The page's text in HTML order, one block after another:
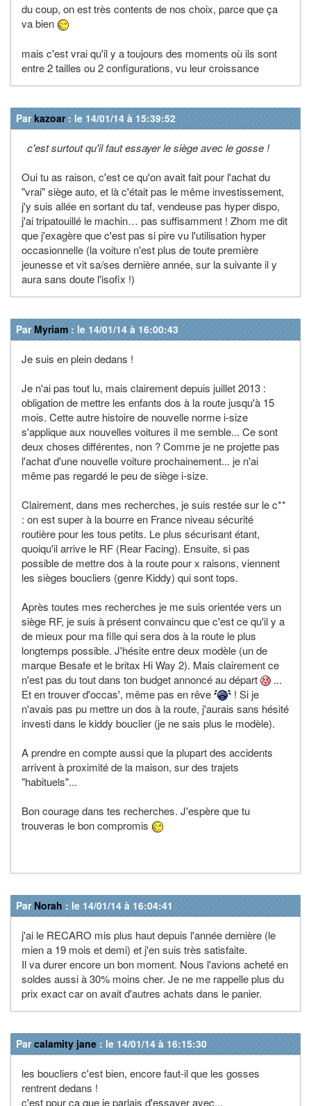
du coup, on est très contents de nos choix, parce que ça
va bien
mais c'est vrai qu'il y a toujours des moments où ils sont
entre 2 tailles ou 2 configurations, vu leur croissance
Parkazoar: le 14/01/14 à 15:39:52
c'est surtout qu'il faut essayer le siège avec le gosse !
Oui tu as raison, c'est ce qu'on avait fait pour l'achat du
"vrai" siège auto, et là c'était pas le même investissement,
j'y suis allée en sortant du taf, vendeuse pas hyper dispo,
j'ai tripatouillé le machin… pas suffisamment ! Zhom me dit
que j'exagère que c'est pas si pire vu l'utilisation hyper
occasionnelle (la voiture n'est plus de toute première
jeunesse et vit sa/ses dernière année, sur la suivante il y
aura sans doute l'isofix !)
Par Myriam : le 14/01/14 à 16:00:43
Je suis en plein dedans !
Je n'ai pas tout lu, mais clairement depuis juillet 2013 :
obligation de mettre les enfants dos à la route jusqu'à 15
mois. Cette autre histoire de nouvelle norme i-size
s'applique aux nouvelles voitures il me semble... Ce sont
deux choses différentes, non ? Comme je ne projette pas
l'achat d'une nouvelle voiture prochainement... je n'ai
même pas regardé le peu de siège i-size.
Clairement, dans mes recherches, je suis restée sur le c**
: on est super à la bourre en France niveau sécurité
routière pour les tous petits. Le plus sécurisant étant,
quoiqu'il arrive le RF (Rear Facing). Ensuite, si pas
possible de mettre dos à la route pour x raisons, viennent
les sièges boucliers (genre Kiddy) qui sont tops.
Après toutes mes recherches je me suis orientée vers un
siège RF, je suis à présent convaincu que c'est ce qu'il y a
de mieux pour ma fille qui sera dos à la route le plus
longtemps possible. J'hésite entre deux modèle (un de
marque Besafe et le britax Hi Way 2). Mais clairement ce
n'est pas du tout dans ton budget annoncé au départ
...
Et en trouver d'occas', même pas en rêve
! Si je
n'avais pas pu mettre un dos à la route, j'aurais sans hésité
investi dans le kiddy bouclier (je ne sais plus le modèle).
A prendre en compte aussi que la plupart des accidents
arrivent à proximité de la maison, sur des trajets
"habituels"...
Bon courage dans tes recherches. J'espère que tu
trouveras le bon compromis
Par Norah : le 14/01/14 à 16:04:41
j'ai le RECARO mis plus haut depuis l'année dernière (le
mien a 19 mois et demi) et j'en suis très satisfaite.
Il va durer encore un bon moment. Nous l'avions acheté en
soldes aussi à 30% moins cher. Je ne me rappelle plus du
prix exact car on avait d'autres achats dans le panier.
Parcalamity jane : le 14/01/14 à 16:15:30
les boucliers c'est bien, encore faut-il que les gosses
rentrent dedans !
c'est pour ça que je parlais d'essayer avec...